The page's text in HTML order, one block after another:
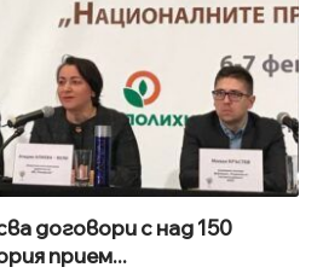
договори с над 150
прием...